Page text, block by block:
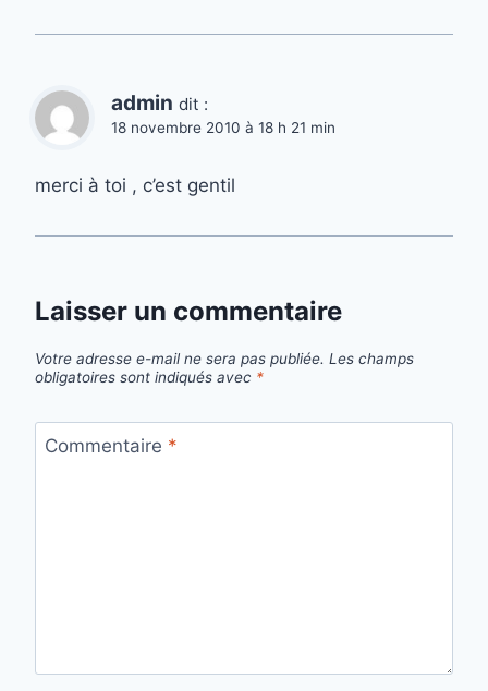
admin dit :
18 novembre 2010 à 18 h 21 min
merci à toi , c’est gentil
Laisser un commentaire
Votre adresse e-mail ne sera pas publiée. Les champs
obligatoires sont indiqués avec *
Commentaire *